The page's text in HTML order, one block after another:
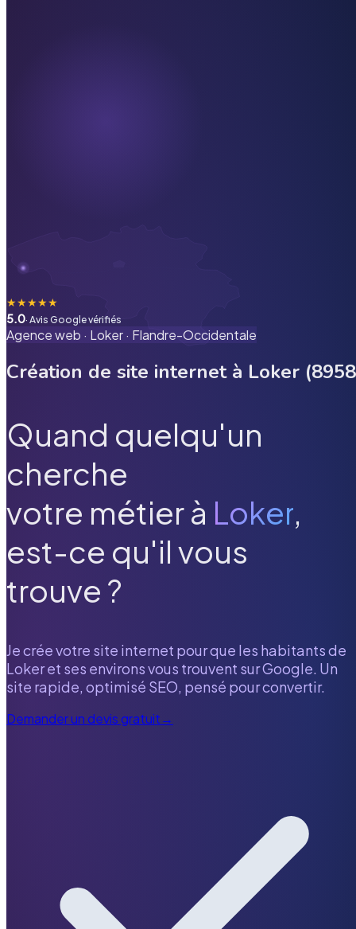
★★★★★
5.0· Avis Google vérifiés
Agence web · Loker· Flandre-Occidentale
Création de site internet à Loker (8958
Quand quelqu'un
cherche
votre métier à Loker,
est-ce qu'il vous
trouve ?
Je crée votre site internet pour que les habitants de
Lokeret ses environs vous trouvent sur Google. Un
site rapide, optimisé SEO, pensé pour convertir.
Demander un devis gratuit→